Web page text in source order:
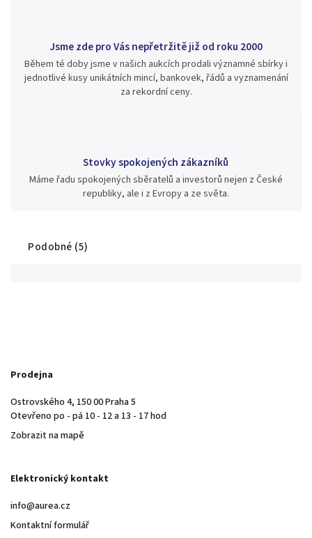
Jsme zde pro Vás nepřetržitě již od roku 2000
Během té doby jsme v našich aukcích prodali významné sbírky i
jednotlivé kusy unikátních mincí, bankovek, řádů a vyznamenání
za rekordní ceny.
Stovky spokojených zákazníků
Máme řadu spokojených sběratelů a investorů nejen z České
republiky, ale i z Evropy a ze světa.
Podobné (5)
Prodejna
Ostrovského 4, 150 00 Praha 5
Otevřeno po - pá 10 - 12 a 13 - 17 hod
Zobrazit na mapě
Elektronický kontakt
info@aurea.cz
Kontaktní formulář